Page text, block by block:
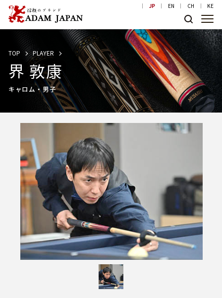
JP EN CH KE
TOP PLAYER
界 敦康
キャロム・男子